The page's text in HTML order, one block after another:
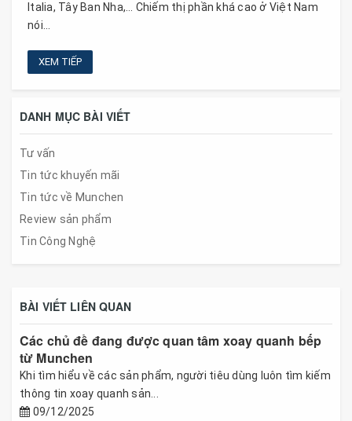
Italia, Tây Ban Nha,… Chiếm thị phần khá cao ở Việt Nam
nói...
XEM TIẾP
DANH MỤC BÀI VIẾT
Tư vấn
Tin tức khuyến mãi
Tin tức về Munchen
Review sản phẩm
Tin Công Nghệ
BÀI VIẾT LIÊN QUAN
Các chủ đề đang được quan tâm xoay quanh bếp
từ Munchen
Khi tìm hiểu về các sản phẩm, người tiêu dùng luôn tìm kiếm
thông tin xoay quanh sản...
09/12/2025